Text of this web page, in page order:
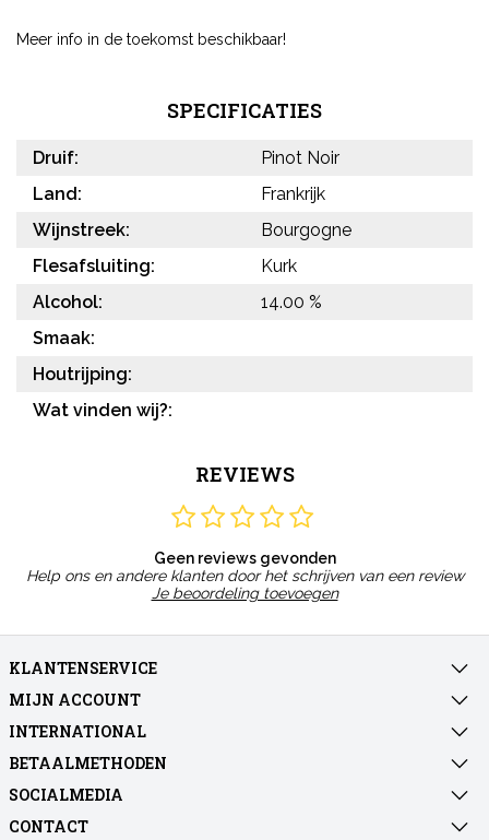
Meer info in de toekomst beschikbaar!
SPECIFICATIES
Druif:
Pinot Noir
Land:
Frankrijk
Wijnstreek:
Bourgogne
Flesafsluiting:
Kurk
Alcohol:
14.00 %
Smaak:
Houtrijping:
Wat vinden wij?:
REVIEWS
Geen reviews gevonden
Help ons en andere klanten door het schrijven van een review
Je beoordeling toevoegen
KLANTENSERVICE
MIJN ACCOUNT
INTERNATIONAL
BETAALMETHODEN
SOCIALMEDIA
CONTACT